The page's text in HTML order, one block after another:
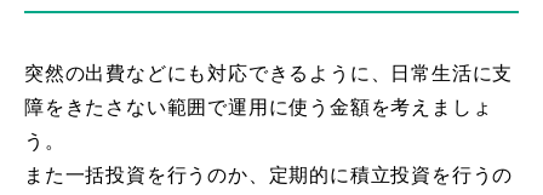
突然の出費などにも対応できるように、日常生活に支
障をきたさない範囲で運用に使う金額を考えましょ
う。
また一括投資を行うのか、定期的に積立投資を行うの